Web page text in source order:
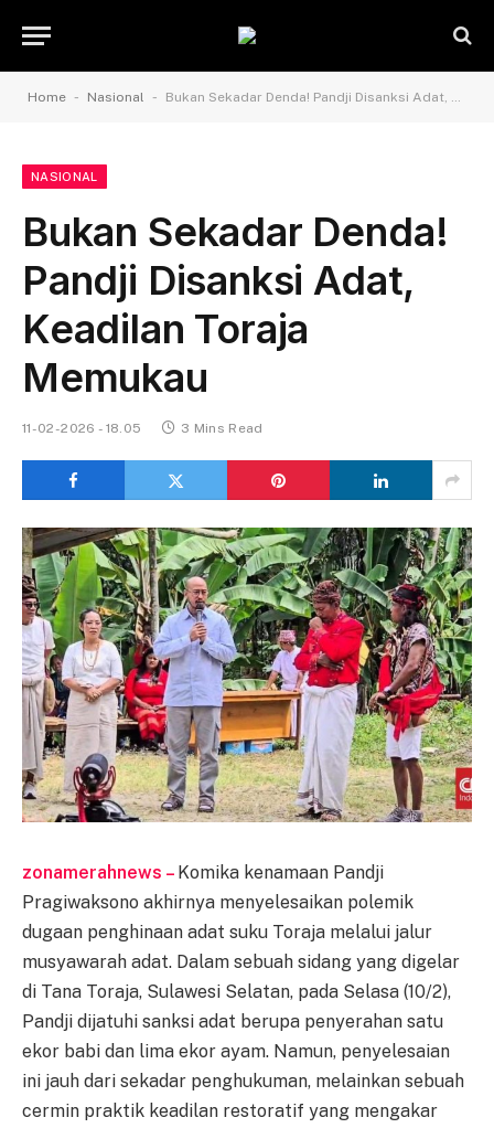
Home - Nasional - Bukan Sekadar Denda! Pandji Disanksi Adat, Keadilan Toraja Memukau
NASIONAL
Bukan Sekadar Denda!
Pandji Disanksi Adat,
Keadilan Toraja
Memukau
11-02-2026 - 18.05 3 Mins Read
zonamerahnews – Komika kenamaan Pandji
Pragiwaksono akhirnya menyelesaikan polemik
dugaan penghinaan adat suku Toraja melalui jalur
musyawarah adat. Dalam sebuah sidang yang digelar
di Tana Toraja, Sulawesi Selatan, pada Selasa (10/2),
Pandji dijatuhi sanksi adat berupa penyerahan satu
ekor babi dan lima ekor ayam. Namun, penyelesaian
ini jauh dari sekadar penghukuman, melainkan sebuah
cermin praktik keadilan restoratif yang mengakar